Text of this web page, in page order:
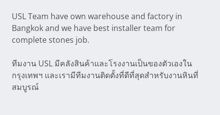
USL Team have own warehouse and factory in
Bangkok and we have best installer team for
complete stones job.
ทีมงาน USL มีคลังสินค้าและโรงงานเป็นของตัวเองใน
กรุงเทพฯ และเรามีทีมงานติดตั้งที่ดีที่สุดสำหรับงานหินที่
สมบูรณ์